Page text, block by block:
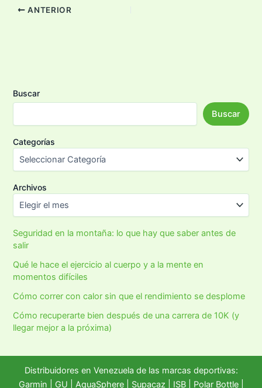
ANTERIOR
Buscar
Buscar
Categorías
Archivos
Seguridad en la montaña: lo que hay que saber antes de
salir
Qué le hace el ejercicio al cuerpo y a la mente en
momentos difíciles
Cómo correr con calor sin que el rendimiento se desplome
Cómo recuperarte bien después de una carrera de 10K (y
llegar mejor a la próxima)
Distribuidores en Venezuela de las marcas deportivas:
Garmin
GU AquaSphere| Supacaz | ISB | Polar Bottle|